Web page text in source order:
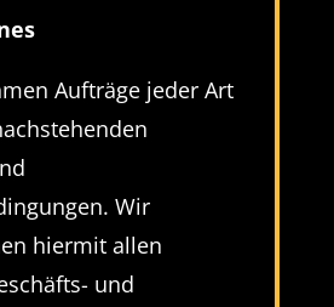
Aufträge jeder Art
Wir
hiermit allen
und